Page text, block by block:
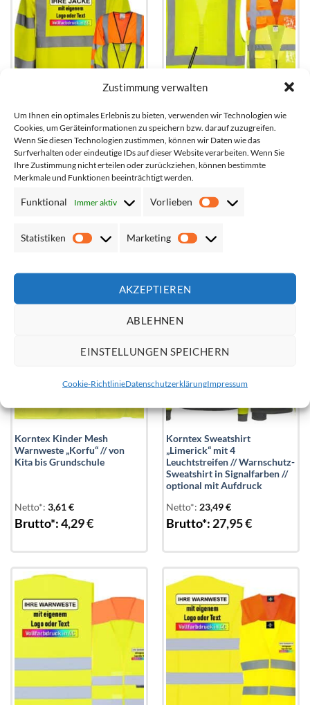
Zustimmung verwalten
Um Ihnen ein optimales Erlebnis zu bieten, verwenden wir Technologien wie
Cookies, um Geräteinformationen zu speichern bzw. darauf zuzugreifen.
Wenn Sie diesen Technologien zustimmen, können wir Daten wie das
Surfverhalten oder eindeutige IDs auf dieser Website verarbeiten. Wenn Sie
Ihre Zustimmung nicht erteilen oder zurückziehen, können bestimmte
Merkmale und Funktionen beeinträchtigt werden.
Funktional Immer aktiv Vorlieben
Vorlieben
Statistiken
Statistiken
Marketing
Marketing
AKZEPTIEREN
ABLEHNEN
EINSTELLUNGEN SPEICHERN
Cookie-RichtlinieDatenschutzerklärungImpressum
Leichte Warnjacke in
Warnfarben Korntex
„Andorra“ // 4 Leuchtstreifen
nach ISO-Norm // optional
mit Aufdruck
Netto*:10,92 €
Unbedruckte Portwest C496
Madrid Warnschutz MeshAir
Exekutiv Weste mit 4
Streifen, Reißverschluss und
Taschen
Netto*: 12,56 €
Add to
Korntex Kinder Mesh
Warnweste „Korfu“ // von
Kita bis Grundschule
Netto*: 3,61€
Brutto*:4,29€
Add to
Korntex Sweatshirt
„Limerick“ mit 4
Leuchtstreifen // Warnschutz-
Sweatshirt in Signalfarben //
optional mit Aufdruck
Netto*: 23,49€
Brutto*: 27,95€